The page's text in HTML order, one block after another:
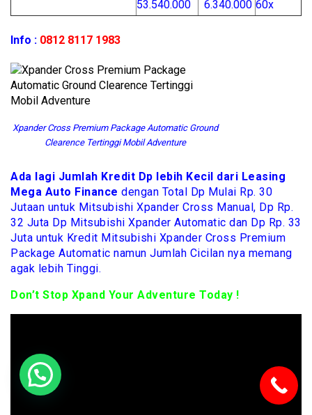
53.540.000
6.340.000 60x
Info : 0812 8117 1983
Xpander Cross Premium Package Automatic Ground
Clearence Tertinggi Mobil Adventure
Ada lagi Jumlah Kredit Dp lebih Kecil dari Leasing
Mega Auto Finance dengan Total Dp Mulai Rp. 30
Jutaan untuk Mitsubishi Xpander Cross Manual, Dp Rp.
32 Juta Dp Mitsubishi Xpander Automatic dan Dp Rp. 33
Juta untuk Kredit Mitsubishi Xpander Cross Premium
Package Automatic namun Jumlah Cicilan nya memang
agak lebih Tinggi.
Don’t Stop Xpand Your Adventure Today !